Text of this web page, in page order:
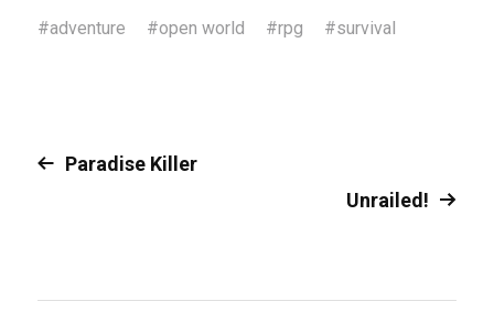
#adventure #open world #rpg #survival
Paradise Killer
Unrailed!